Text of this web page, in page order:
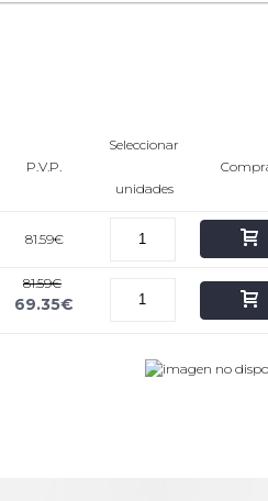
P.V.P.
Seleccionar
unidades
81.59€
81.59€
69.35€